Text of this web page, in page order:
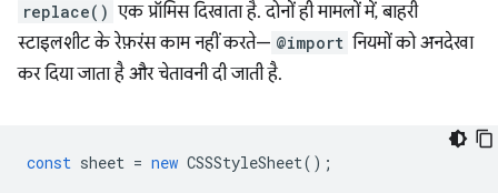
replace() एक प्रॉमिस दिखाता है. दोनों ही मामलों में, बाहरी
स्टाइलशीट के रेफ़रंस काम नहीं करते— @import नियमों को अनदेखा
कर दिया जाता है और चेतावनी दी जाती है.
const sheet = new CSSStyleSheet();